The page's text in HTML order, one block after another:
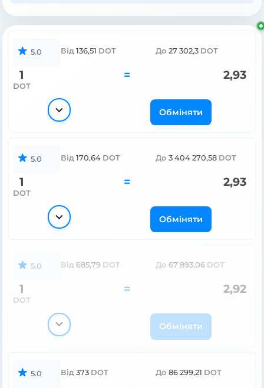
5.0 Від 136,51 DOT До 27 302,3 DOT
1
DOT
= 2,93
Обміняти
5.0 Від 170,64 DOT До 3 404 270,58 DOT
1
DOT
= 2,93
Обміняти
5.0 Від 685,79 DOT До 67 893,06 DOT
1
DOT
= 2,92
Обміняти
5.0 Від 373 DOT До 86 299,21 DOT